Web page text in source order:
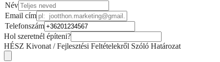
Név
Email cím
Telefonszám
Hol szeretnél építeni?
HÉSZ Kivonat / Fejlesztési Feltételekről Szóló Határozat